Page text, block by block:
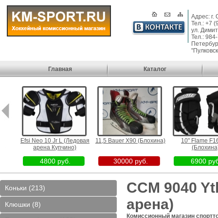
Адрес: г.
Тел.: +7
ул.
Тел.:
Главная Каталог
Efsi Neo 10 Jr L (Ледовая
арена Купчино)
4800 руб.
11,5 Bauer X90 (Блохина)
30000 руб.
10" Flame
6900
Коньки (213)
Клюшки (8)
CCM 9040
арена)
Комиссионный магазин